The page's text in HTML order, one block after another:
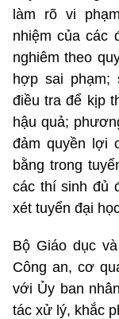
làm rõ vi
nhiệm của các
nghiêm theo
hợp sai phạm;
điều tra để kịp
hậu quả;
đảm quyền lợi
bằng trong
các thí sinh đủ
xét tuyển đại
Bộ Giáo dục
Công an, cơ
với Ủy ban
tác xử lý, khắc